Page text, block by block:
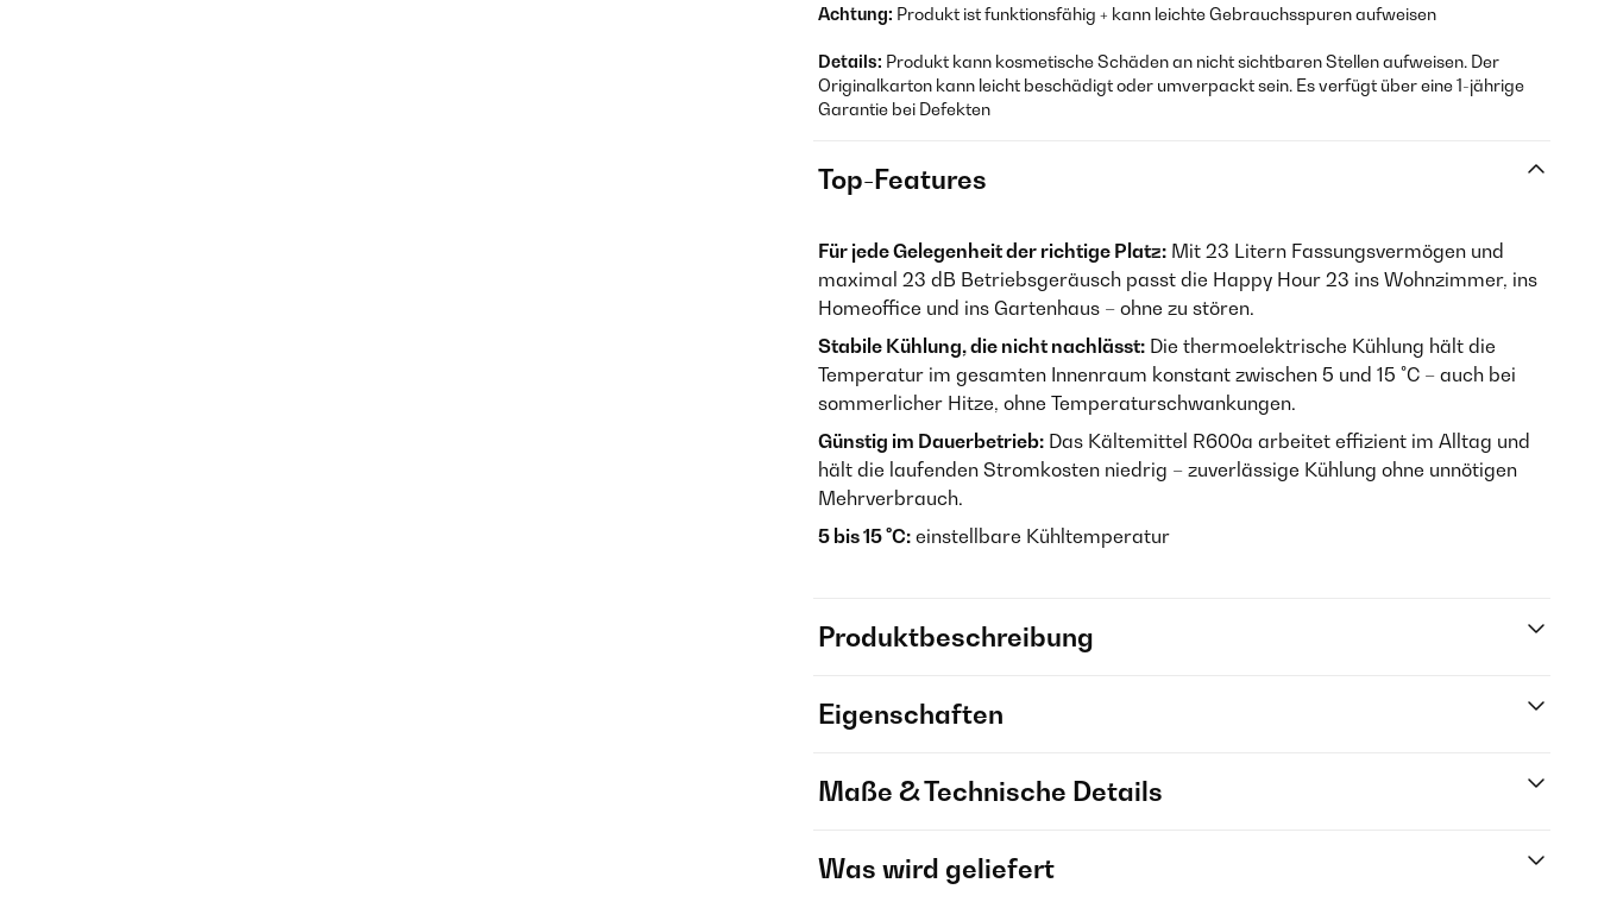
Achtung: Produkt ist funktionsfähig + kann leichte Gebrauchsspuren aufweisen
Details: Produkt kann kosmetische Schäden an nicht sichtbaren Stellen aufweisen. Der
Originalkarton kann leicht beschädigt oder umverpackt sein. Es verfügt über eine 1-jährige
Garantie bei Defekten
Top-Features
Für jede Gelegenheit der richtige Platz: Mit 23 Litern Fassungsvermögen und
maximal 23 dB Betriebsgeräusch passt die Happy Hour 23 ins Wohnzimmer, ins
Homeoffice und ins Gartenhaus – ohne zu stören.
Stabile Kühlung, die nicht nachlässt: Die thermoelektrische Kühlung hält die
Temperatur im gesamten Innenraum konstant zwischen 5 und 15 °C – auch bei
sommerlicher Hitze, ohne Temperaturschwankungen.
Günstig im Dauerbetrieb: Das Kältemittel R600a arbeitet effizient im Alltag und
hält die laufenden Stromkosten niedrig – zuverlässige Kühlung ohne unnötigen
Mehrverbrauch.
5 bis 15 °C: einstellbare Kühltemperatur
Produktbeschreibung
Eigenschaften
Maße & Technische Details
Was wird geliefert